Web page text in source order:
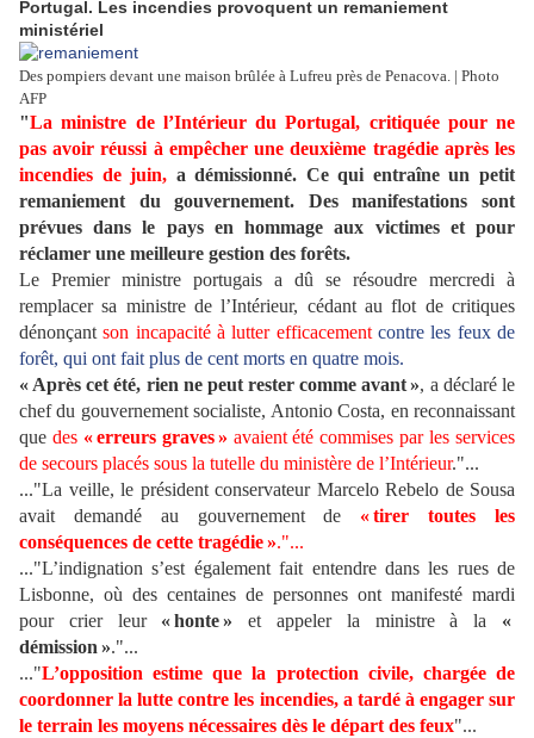
Portugal. Les incendies provoquent un remaniement
ministériel
Des pompiers devant une maison brûlée à Lufreu près de Penacova. | Photo
AFP
"La ministre de l’Intérieur du Portugal, critiquée pour ne
pas avoir réussi à empêcher une deuxième tragédie après les
incendies de juin, a démissionné. Ce qui entraîne un petit
remaniement du gouvernement. Des manifestations sont
prévues dans le pays en hommage aux victimes et pour
réclamer une meilleure gestion des forêts.
Le Premier ministre portugais a dû se résoudre mercredi à
remplacer sa ministre de l’Intérieur, cédant au flot de critiques
dénonçantson incapacité à lutter efficacementcontre les feux de
forêt, qui ont fait plus de cent morts en quatre mois.
« Après cet été, rien ne peut rester comme avant », a déclaré le
chef du gouvernement socialiste, Antonio Costa, en reconnaissant
que des « erreurs graves » avaient été commises par les services
de secours placés sous la tutelle du ministère de l’Intérieur."...
..."La veille, le président conservateur Marcelo Rebelo de Sousa
avait demandé au gouvernement de « tirer toutes les
conséquences de cette tragédie »."...
..."L’indignation s’est également fait entendre dans les rues de
Lisbonne, où des centaines de personnes ont manifesté mardi
pour crier leur « honte » et appeler la ministre à la «
démission »."...
..."L’opposition estime que la protection civile, chargée de
coordonner la lutte contre les incendies, a tardé à engager sur
le terrain les moyens nécessaires dès le départ des feux"...